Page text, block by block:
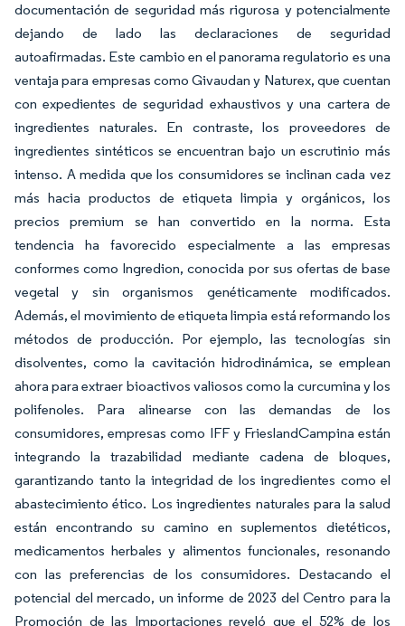
documentación de seguridad más rigurosa y potencialmente
dejando de lado las declaraciones de seguridad
autoafirmadas. Este cambio en el panorama regulatorio es una
ventaja para empresas como Givaudan y Naturex, que cuentan
con expedientes de seguridad exhaustivos y una cartera de
ingredientes naturales. En contraste, los proveedores de
ingredientes sintéticos se encuentran bajo un escrutinio más
intenso. A medida que los consumidores se inclinan cada vez
más hacia productos de etiqueta limpia y orgánicos, los
precios premium se han convertido en la norma. Esta
tendencia ha favorecido especialmente a las empresas
conformes como Ingredion, conocida por sus ofertas de base
vegetal y sin organismos genéticamente modificados.
Además, el movimiento de etiqueta limpia está reformando los
métodos de producción. Por ejemplo, las tecnologías sin
disolventes, como la cavitación hidrodinámica, se emplean
ahora para extraer bioactivos valiosos como la curcumina y los
polifenoles. Para alinearse con las demandas de los
consumidores, empresas como IFF y FrieslandCampina están
integrando la trazabilidad mediante cadena de bloques,
garantizando tanto la integridad de los ingredientes como el
abastecimiento ético. Los ingredientes naturales para la salud
están encontrando su camino en suplementos dietéticos,
medicamentos herbales y alimentos funcionales, resonando
con las preferencias de los consumidores. Destacando el
potencial del mercado, un informe de 2023 del Centro para la
Promoción de las Importaciones reveló que el 52% de los